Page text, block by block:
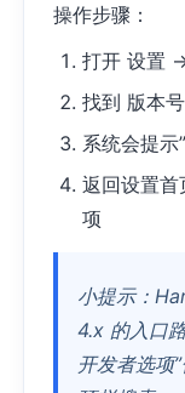
操作步骤：
打开 设置
找到 版本
系统会提示
返回设置
项
小提示：
4.x 的入口
开发者选项